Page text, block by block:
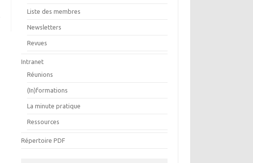
Liste des membres
Newsletters
Revues
Intranet
Réunions
(In)formations
La minute pratique
Ressources
Répertoire PDF